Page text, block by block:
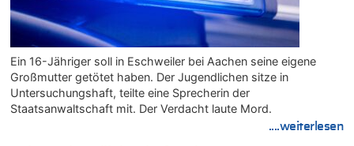
Ein 16-Jähriger soll in Eschweiler bei Aachen seine eigene
Großmutter getötet haben. Der Jugendlichen sitze in
Untersuchungshaft, teilte eine Sprecherin der
Staatsanwaltschaft mit. Der Verdacht laute Mord.
....weiterlesen